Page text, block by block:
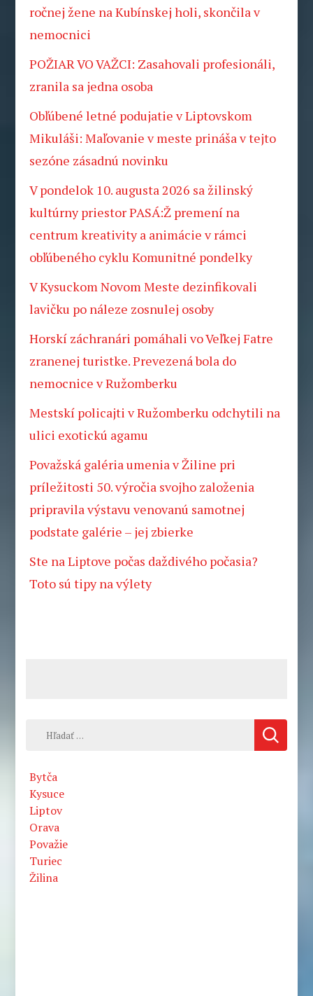
ročnej žene na Kubínskej holi, skončila v
nemocnici
POŽIAR VO VAŽCI: Zasahovali profesionáli,
zranila sa jedna osoba
Obľúbené letné podujatie v Liptovskom
Mikuláši: Maľovanie v meste prináša v tejto
sezóne zásadnú novinku
V pondelok 10. augusta 2026 sa žilinský
kultúrny priestor PASÁ:Ž premení na
centrum kreativity a animácie v rámci
obľúbeného cyklu Komunitné pondelky
V Kysuckom Novom Meste dezinfikovali
lavičku po náleze zosnulej osoby
Horskí záchranári pomáhali vo Veľkej Fatre
zranenej turistke. Prevezená bola do
nemocnice v Ružomberku
Mestskí policajti v Ružomberku odchytili na
ulici exotickú agamu
Považská galéria umenia v Žiline pri
príležitosti 50. výročia svojho založenia
pripravila výstavu venovanú samotnej
podstate galérie – jej zbierke
Ste na Liptove počas daždivého počasia?
Toto sú tipy na výlety
Hľadať:
Bytča
Kysuce
Liptov
Orava
Považie
Turiec
Žilina